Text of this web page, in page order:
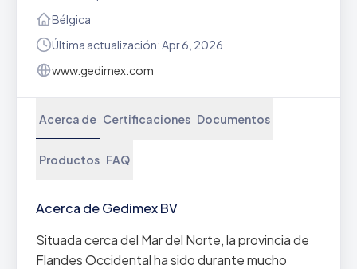
Bélgica
Última actualización: Apr 6, 2026
www.gedimex.com
Acerca de Certificaciones Documentos
Productos FAQ
Acerca de Gedimex BV
Situada cerca del Mar del Norte, la provincia de
Flandes Occidental ha sido durante mucho